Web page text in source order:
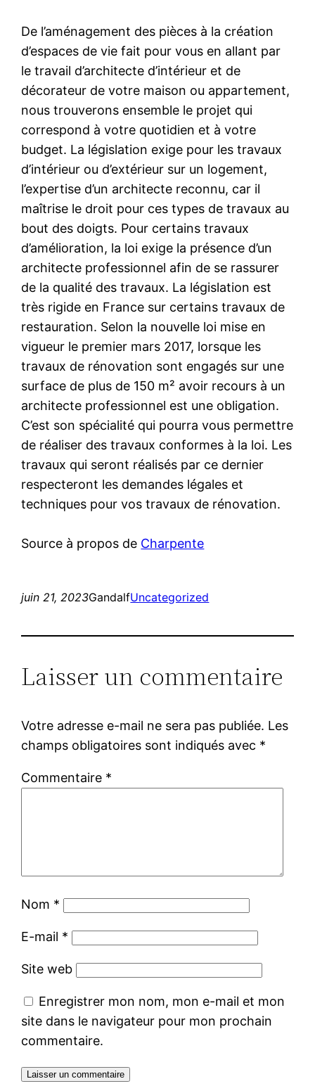
De l’aménagement des pièces à la création
d’espaces de vie fait pour vous en allant par
le travail d’architecte d’intérieur et de
décorateur de votre maison ou appartement,
nous trouverons ensemble le projet qui
correspond à votre quotidien et à votre
budget. La législation exige pour les travaux
d’intérieur ou d’extérieur sur un logement,
l’expertise d’un architecte reconnu, car il
maîtrise le droit pour ces types de travaux au
bout des doigts. Pour certains travaux
d’amélioration, la loi exige la présence d’un
architecte professionnel afin de se rassurer
de la qualité des travaux. La législation est
très rigide en France sur certains travaux de
restauration. Selon la nouvelle loi mise en
vigueur le premier mars 2017, lorsque les
travaux de rénovation sont engagés sur une
surface de plus de 150 m² avoir recours à un
architecte professionnel est une obligation.
C’est son spécialité qui pourra vous permettre
de réaliser des travaux conformes à la loi. Les
travaux qui seront réalisés par ce dernier
respecteront les demandes légales et
techniques pour vos travaux de rénovation.
Source à propos de Charpente
juin 21, 2023GandalfUncategorized
Laisser un commentaire
Votre adresse e-mail ne sera pas publiée. Les
champs obligatoires sont indiqués avec *
Commentaire *
Nom *
E-mail *
Site web
Enregistrer mon nom, mon e-mail et mon
site dans le navigateur pour mon prochain
commentaire.